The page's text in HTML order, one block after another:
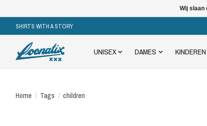
SHIRTS WITH A STORY
UNISEX DAMES KINDEREN
Home / Tags / children
Wij slaan